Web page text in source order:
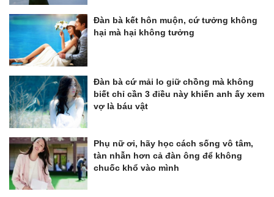
Đàn bà kết hôn muộn, cứ tưởng không
hại mà hại không tưởng
Đàn bà cứ mải lo giữ chồng mà không
biết chỉ cần 3 điều này khiến anh ấy xem
vợ là báu vật
Phụ nữ ơi, hãy học cách sống vô tâm,
tàn nhẫn hơn cả đàn ông để không
chuốc khổ vào mình